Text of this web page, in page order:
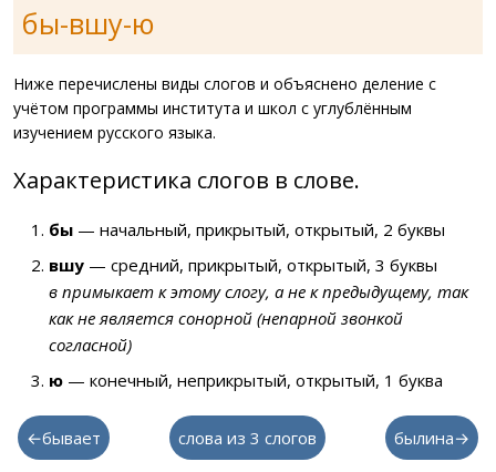
бы-вшу-ю
Ниже перечислены виды слогов и объяснено деление с
учётом программы института и школ с углублённым
изучением русского языка.
Характеристика слогов в слове.
бы — начальный, прикрытый, открытый, 2 буквы
вшу — средний, прикрытый, открытый, 3 буквы
в примыкает к этому слогу, а не к предыдущему, так
как не является сонорной (непарной звонкой
согласной)
ю — конечный, неприкрытый, открытый, 1 буква
←бывает слова из 3 слогов былина→